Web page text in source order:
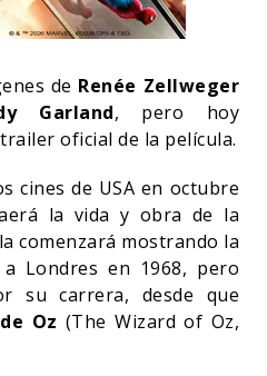
de Renée Zellweger
Garland, pero hoy
oficial de la película.
cines de USA en octubre
la vida y obra de la
comenzará mostrando la
Londres en 1968, pero
su carrera, desde que
Oz (The Wizard of Oz,